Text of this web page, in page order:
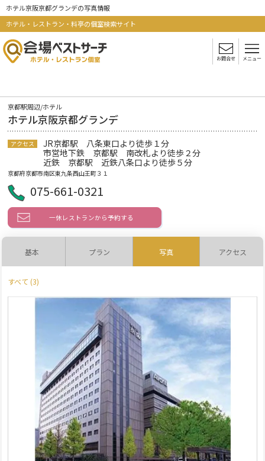
ホテル京阪京都グランデの写真情報
ホテル・レストラン・料亭の個室検索サイト
お問合せ メニュー
京都駅周辺/ホテル
ホテル京阪京都グランデ
アクセス
JR京都駅 八条東口より徒歩１分
市営地下鉄 京都駅 南改札より徒歩２分
近鉄 京都駅 近鉄八条口より徒歩５分
京都府京都市南区東九条西山王町３１
075-661-0321
一休レストランから予約する
基本 プラン 写真 アクセス
すべて (3)